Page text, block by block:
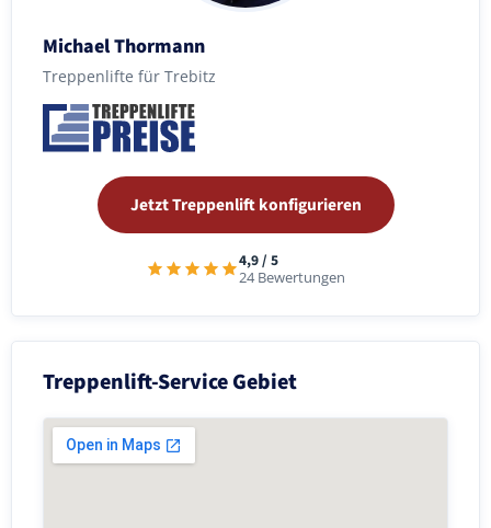
Michael Thormann
Treppenlifte für Trebitz
Jetzt Treppenlift konfigurieren
4,9 / 5
24 Bewertungen
Treppenlift-Service Gebiet